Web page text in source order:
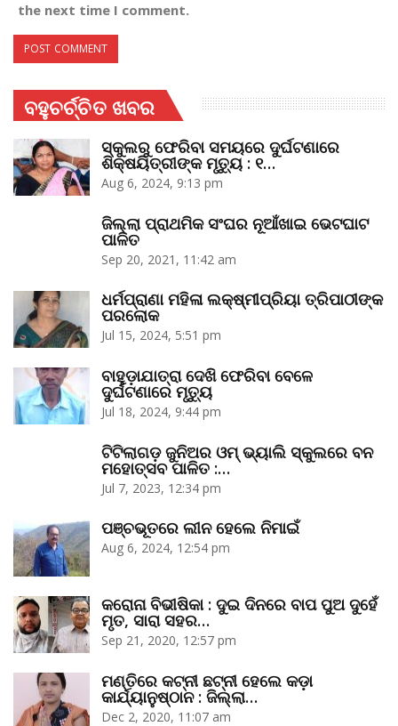
the next time I comment.
ବହୁଚର୍ଚ୍ଚିତ ଖବର
ସ୍କୁଲରୁ ଫେରିବା ସମୟରେ ଦୁର୍ଘଟଣାରେ
ଶିକ୍ଷୟିତ୍ରୀଙ୍କ ମୃତ୍ୟୁ : ୧…
Aug 6, 2024, 9:13 pm
ଜିଲ୍ଲା ପ୍ରାଥମିକ ସଂଘର ନୂଆଁଖାଇ ଭେଟଘାଟ
ପାଳିତ
Sep 20, 2021, 11:42 am
ଧର୍ମପ୍ରାଣା ମହିଳା ଲକ୍ଷ୍ମୀପ୍ରିୟା ତ୍ରିପାଠୀଙ୍କ
ପରଲୋକ
Jul 15, 2024, 5:51 pm
ବାହୁଡ଼ାଯାତ୍ରା ଦେଖି ଫେରିବା ବେଳେ
ଦୁର୍ଘଟଣାରେ ମୃତ୍ୟୁ
Jul 18, 2024, 9:44 pm
ଟିଟିଲାଗଡ଼ ଜୁନିଅର ଓମ୍‌ ଭ୍ୟାଲି ସ୍କୁଲରେ ବନ
ମହୋତ୍ସବ ପାଳିତ :…
Jul 7, 2023, 12:34 pm
ପଞ୍ଚଭୂତରେ ଲୀନ ହେଲେ ନିମାଇଁ
Aug 6, 2024, 12:54 pm
କରୋନା ବିଭୀଷିକା : ଦୁଇ ଦିନରେ ବାପ ପୁଅ ଦୁହେଁ
ମୃତ, ସାରା ସହର…
Sep 21, 2020, 12:57 pm
ମଣ୍ତିରେ କଟ୍‌ନୀ ଛଟ୍‌ନୀ ହେଲେ କଡ଼ା
କାର୍ଯ୍ୟାନୁଷ୍ଠାନ : ଜିଲ୍ଲା…
Dec 2, 2020, 11:07 am